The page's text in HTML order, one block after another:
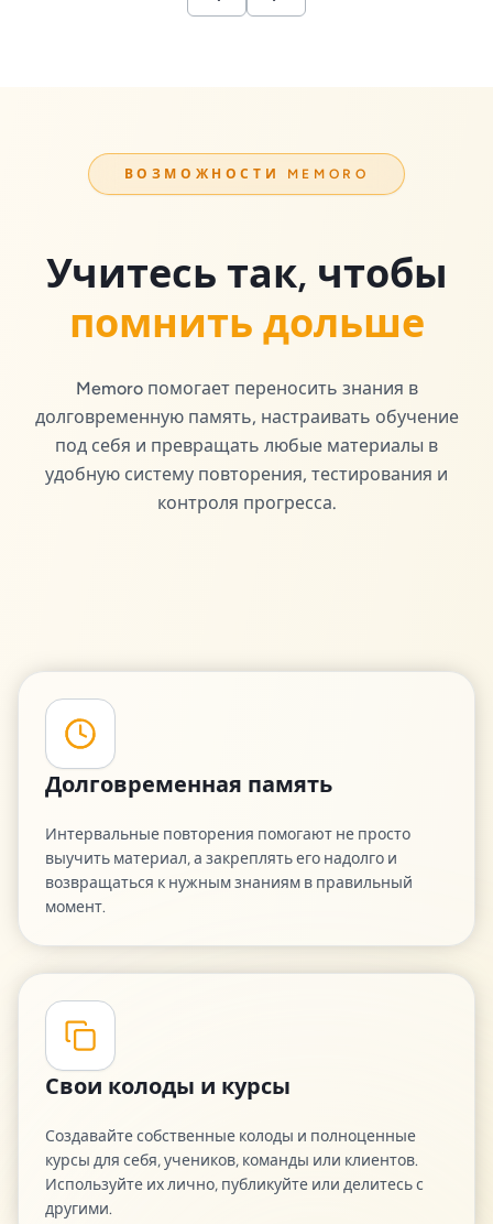
ВОЗМОЖНОСТИ MEMORO
Учитесь так, чтобы
помнить дольше
Memoro помогает переносить знания в
долговременную память, настраивать обучение
под себя и превращать любые материалы в
удобную систему повторения, тестирования и
контроля прогресса.
Долговременная память
Интервальные повторения помогают не просто
выучить материал, а закреплять его надолго и
возвращаться к нужным знаниям в правильный
момент.
Свои колоды и курсы
Создавайте собственные колоды и полноценные
курсы для себя, учеников, команды или клиентов.
Используйте их лично, публикуйте или делитесь с
другими.